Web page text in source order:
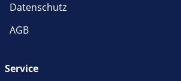
Datenschutz
AGB
Service